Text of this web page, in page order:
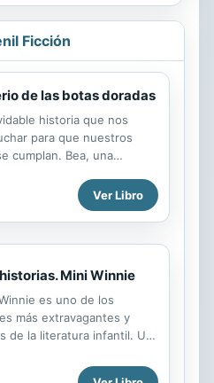
Ficción
de las botas doradas
historia que nos
para que nuestros
cumplan. Bea, una
convertirse en una
de élite. Pronto conocerá a
y mágico capaz de
su deseo se haga
los deseos tienen un
a veces no es fácil pagar.
superación, fantasía,
y bastante humor se dan
a perseguir nuestros
Ver Libro
Mini Winnie
es uno de los
más extravagantes y
de la literatura infantil. Un
y locura. ¡La bruja